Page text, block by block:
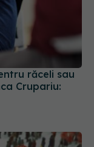
Crupariu: